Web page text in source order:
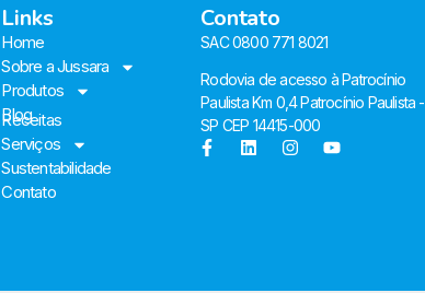
Links
Home
Sobre a Jussara
Produtos
Blog
Receitas
Serviços
Sustentabilidade
Contato
Contato
SAC 0800 771 8021
Rodovia de acesso à Patrocínio
Paulista Km 0,4 Patrocínio Paulista -
SP CEP 14415-000